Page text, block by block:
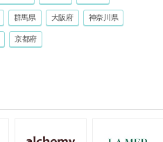
群馬県 大阪府 神奈川県
京都府